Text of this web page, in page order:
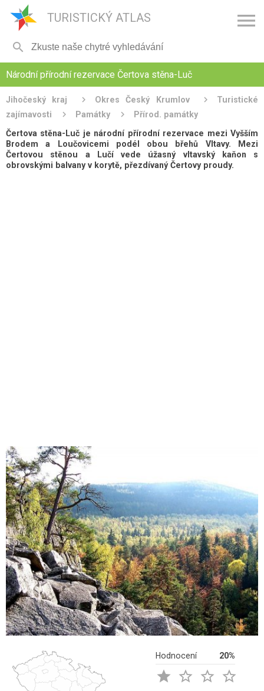
TURISTICKÝ ATLAS 

Národní přírodní rezervace Čertova stěna-Luč
Jihočeský kraj Okres Český Krumlov
Turistické
zajímavosti
Památky
Přírod. památky
Čertova stěna-Luč je národní přírodní rezervace mezi Vyšším
Brodem a Loučovicemi podél obou břehů Vltavy. Mezi
Čertovou stěnou a Lučí vede úžasný vltavský kaňon s
obrovskými balvany v korytě, přezdívaný Čertovy proudy.
Hodnocení 20%
   